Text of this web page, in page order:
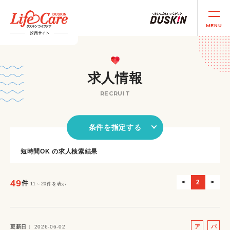
MENU
求人情報
RECRUIT
条件を指定する
短時間OK の求人検索結果
49件 11～20件を表示 < 2 >
更新日 2026-06-02
ア
パ